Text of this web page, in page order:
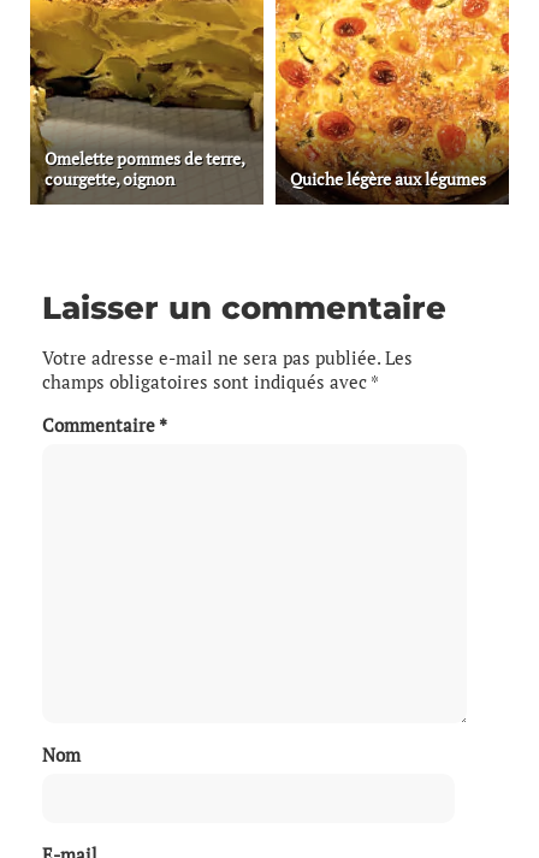
Omelette pommes de terre,
courgette, oignon
Quiche légère aux légumes
Laisser un commentaire
Votre adresse e-mail ne sera pas publiée. Les
champs obligatoires sont indiqués avec *
Commentaire *
Nom